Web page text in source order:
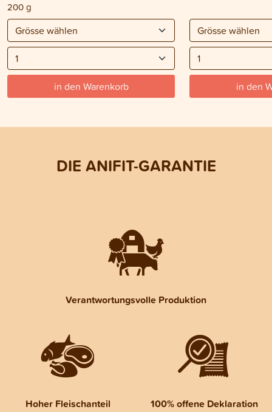
200 g
in den Warenkorb in den
DIE ANIFIT-GARANTIE
Verantwortungsvolle Produktion
Hoher Fleischanteil 100% offene Deklaration